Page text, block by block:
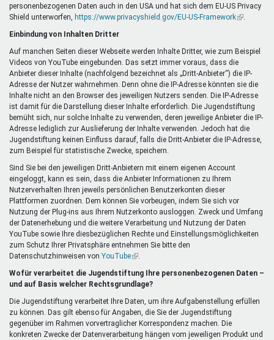
ist
extern)
personenbezogenen Daten auch in den USA und hat sich dem EU-US Privacy
Shield unterworfen,
https://www.privacyshield.gov/EU-US-Framework(Link
Einbindung von Inhalten Dritter
Auf manchen Seiten dieser Webseite werden Inhalte Dritter, wie zum Beispiel
Videos von YouTube eingebunden. Das setzt immer voraus, dass die
Anbieter dieser Inhalte (nachfolgend bezeichnet als „Dritt-Anbieter“) die IP-
Adresse der Nutzer wahrnehmen. Denn ohne die IP-Adresse könnten sie die
Inhalte nicht an den Browser des jeweiligen Nutzers senden. Die IP-Adresse
ist damit für die Darstellung dieser Inhalte erforderlich. Die Jugendstiftung
bemüht sich, nur solche Inhalte zu verwenden, deren jeweilige Anbieter die IP-
Adresse lediglich zur Auslieferung der Inhalte verwenden. Jedoch hat die
Jugendstiftung keinen Einfluss darauf, falls die Dritt-Anbieter die IP-Adresse,
zum Beispiel für statistische Zwecke, speichern.
Sind Sie bei den jeweiligen Dritt-Anbietern mit einem eigenen Account
eingeloggt, kann es sein, dass die Anbieter Informationen zu Ihrem
Nutzerverhalten Ihren jeweils persönlichen Benutzerkonten dieser
Plattformen zuordnen. Dem können Sie vorbeugen, indem Sie sich vor
Nutzung der Plug-ins aus Ihrem Nutzerkonto ausloggen. Zweck und Umfang
der Datenerhebung und die weitere Verarbeitung und Nutzung der Daten
YouTube sowie Ihre diesbezüglichen Rechte und Einstellungsmöglichkeiten
zum Schutz Ihrer Privatsphäre entnehmen Sie bitte den
Datenschutzhinweisen von YouTube(Link
extern)
Wofür verarbeitet die Jugendstiftung Ihre personenbezogenen Daten –
und auf Basis welcher Rechtsgrundlage?
Die Jugendstiftung verarbeitet Ihre Daten, um ihre Aufgabenstellung erfüllen
zu können. Das gilt ebenso für Angaben, die Sie der Jugendstiftung
gegenüber im Rahmen vorvertraglicher Korrespondenz machen. Die
konkreten Zwecke der Datenverarbeitung hängen vom jeweiligen Produkt und